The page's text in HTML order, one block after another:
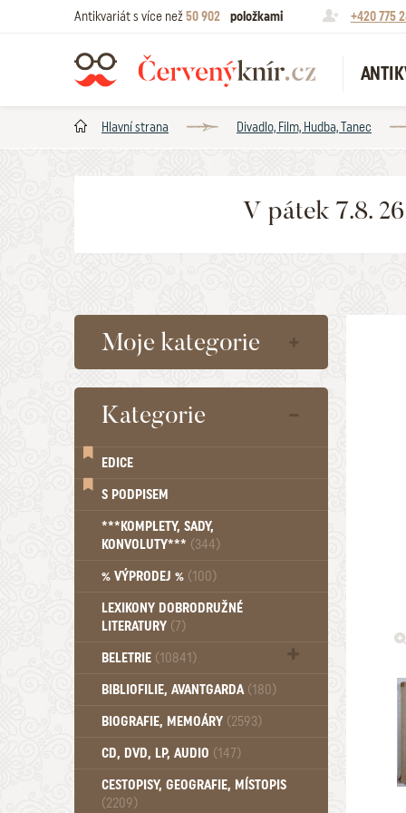
Antikvariát s více než50 902 položkami +420 775
Hlavní strana Divadlo, Film, Hudba, Tanec
V pátek 7.8.
Moje kategorie
Kategorie
EDICE
S PODPISEM
***KOMPLETY, SADY,
KONVOLUTY*** (344)
% VÝPRODEJ % (100)
LEXIKONY DOBRODRUŽNÉ
LITERATURY (7)
BELETRIE (10841)
Beletrie - Historická (1388)
Beletrie - Povídky (1757)
Beletrie - Válečné romány (489)
Beletrie - Ženské a dívčí romány
(1522)
BIBLIOFILIE, AVANTGARDA (180)
BIOGRAFIE, MEMOÁRY (2593)
CD, DVD, LP, AUDIO (147)
CESTOPISY, GEOGRAFIE, MÍSTOPIS
(2209)